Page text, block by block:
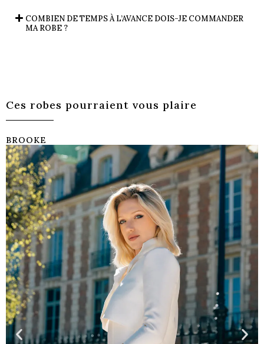
COMBIEN DE TEMPS À L’AVANCE DOIS-JE COMMANDER
MA ROBE ?
Ces robes pourraient vous plaire
BROOKE